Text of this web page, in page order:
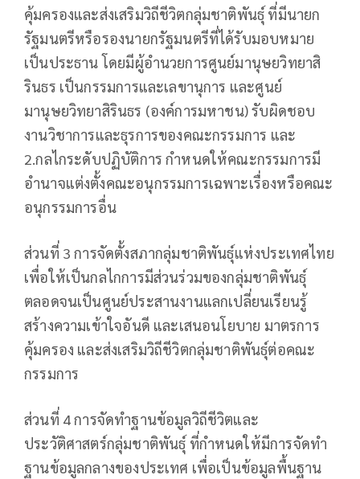
คุ้มครองและส่งเสริมวิถีชีวิตกลุ่มชาติพันธุ์ ที่มีนายก
รัฐมนตรีหรือรองนายกรัฐมนตรีที่ได้รับมอบหมาย
เป็นประธาน โดยมีผู้อำนวยการศูนย์มานุษยวิทยาสิ
รินธร เป็นกรรมการและเลขานุการ และศูนย์
มานุษยวิทยาสิรินธร (องค์การมหาชน) รับผิดชอบ
งานวิชาการและธุรการของคณะกรรมการ และ
2.กลไกระดับปฏิบัติการ กำหนดให้คณะกรรมการมี
อำนาจแต่งตั้งคณะอนุกรรมการเฉพาะเรื่องหรือคณะ
อนุกรรมการอื่น
ส่วนที่ 3 การจัดตั้งสภากลุ่มชาติพันธุ์แห่งประเทศไทย
เพื่อให้เป็นกลไกการมีส่วนร่วมของกลุ่มชาติพันธุ์
ตลอดจนเป็นศูนย์ประสานงานแลกเปลี่ยนเรียนรู้
สร้างความเข้าใจอันดี และเสนอนโยบาย มาตรการ
คุ้มครอง และส่งเสริมวิถีชีวิตกลุ่มชาติพันธุ์ต่อคณะ
กรรมการ
ส่วนที่ 4 การจัดทำฐานข้อมูลวิถีชีวิตและ
ประวัติศาสตร์กลุ่มชาติพันธุ์ ที่กำหนดให้มีการจัดทำ
ฐานข้อมูลกลางของประเทศ เพื่อเป็นข้อมูลพื้นฐาน